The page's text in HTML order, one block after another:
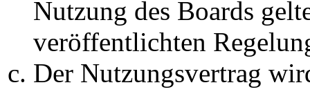
Nutzung des Boards
veröffentlichten
Der Nutzungsvertrag